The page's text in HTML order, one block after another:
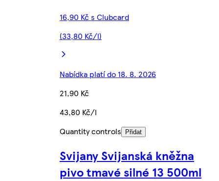
16,90 Kč s Clubcard
(33,80 Kč/l)
Nabídka platí do 18. 8. 2026
21,90 Kč
43,80 Kč/l
Quantity controls
Přidat
Svijany Svijanská kněžna
pivo tmavé silné 13 500ml